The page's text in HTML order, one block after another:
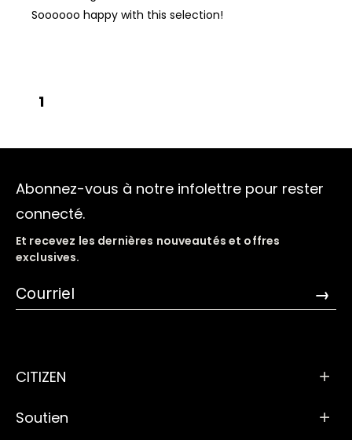
Soooooo happy with this selection!
1
Abonnez-vous à notre infolettre pour rester
connecté.
Et recevez les dernières nouveautés et offres
exclusives.
→
CITIZEN
Soutien